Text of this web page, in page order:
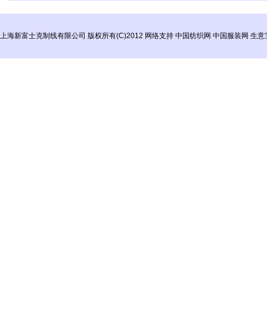
上海新富士克制线有限公司 版权所有(C)2012 网络支持 中国纺织网 中国服装网 生意